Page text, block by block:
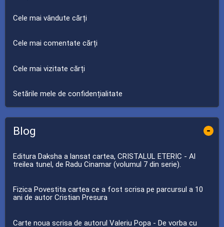
Cele mai vândute cărți
Cele mai comentate cărți
Cele mai vizitate cărți
Setările mele de confidențialitate
Blog -
Editura Daksha a lansat cartea, CRISTALUL ETERIC - Al
treilea tunel, de Radu Cinamar (volumul 7 din serie).
Fizica Povestita cartea ce a fost scrisa pe parcursul a 10
ani de autor Cristian Presura
Carte noua scrisa de autorul Valeriu Popa - De vorba cu